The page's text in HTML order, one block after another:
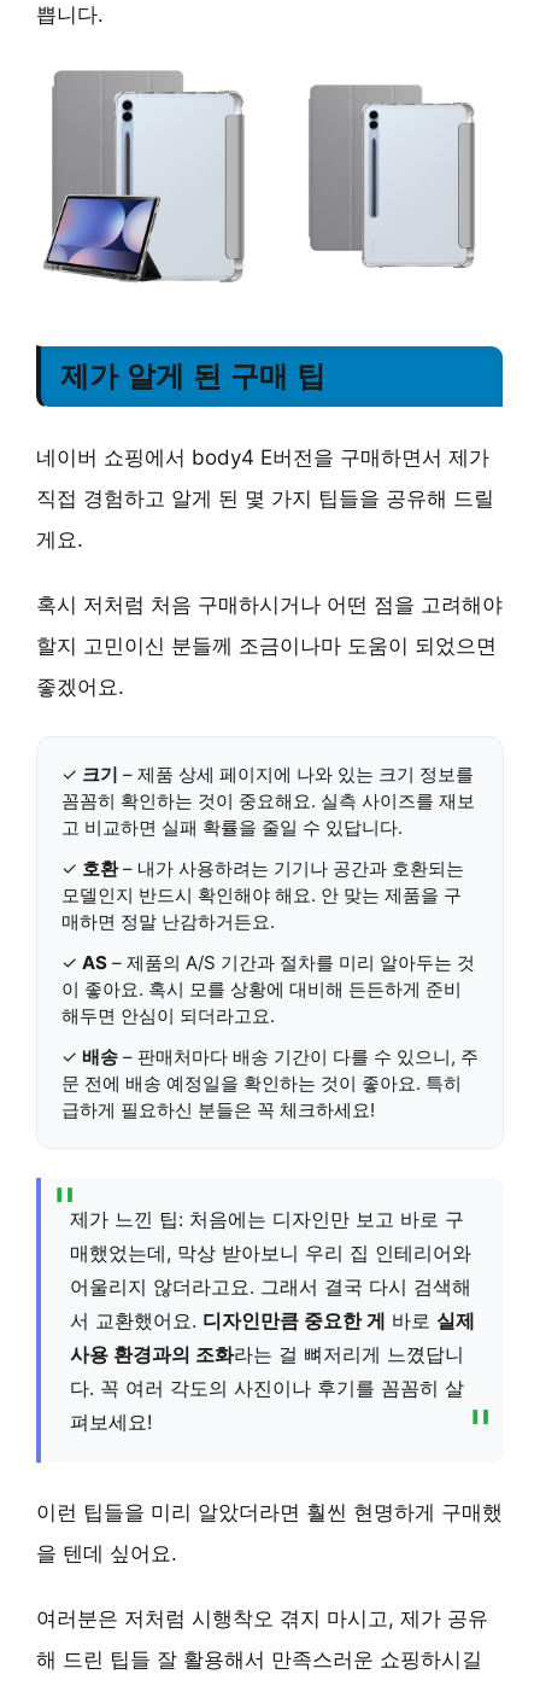
쁩니다.
제가 알게 된 구매 팁
네이버 쇼핑에서 body4 E버전을 구매하면서 제가
직접 경험하고 알게 된 몇 가지 팁들을 공유해 드릴
게요.
혹시 저처럼 처음 구매하시거나 어떤 점을 고려해야
할지 고민이신 분들께 조금이나마 도움이 되었으면
좋겠어요.
✓ 크기 – 제품 상세 페이지에 나와 있는 크기 정보를
꼼꼼히 확인하는 것이 중요해요. 실측 사이즈를 재보
고 비교하면 실패 확률을 줄일 수 있답니다.
✓ 호환– 내가 사용하려는 기기나 공간과 호환되는
모델인지 반드시 확인해야 해요. 안 맞는 제품을 구
매하면 정말 난감하거든요.
✓ AS – 제품의 A/S 기간과 절차를 미리 알아두는 것
이 좋아요. 혹시 모를 상황에 대비해 든든하게 준비
해두면 안심이 되더라고요.
✓ 배송 – 판매처마다 배송 기간이 다를 수 있으니, 주
문 전에 배송 예정일을 확인하는 것이 좋아요. 특히
급하게 필요하신 분들은 꼭 체크하세요!
제가 느낀 팁: 처음에는 디자인만 보고 바로 구
매했었는데, 막상 받아보니 우리 집 인테리어와
어울리지 않더라고요. 그래서 결국 다시 검색해
서 교환했어요. 디자인만큼 중요한 게 바로 실제
사용 환경과의 조화라는 걸 뼈저리게 느꼈답니
다. 꼭 여러 각도의 사진이나 후기를 꼼꼼히 살
펴보세요!
이런 팁들을 미리 알았더라면 훨씬 현명하게 구매했
을 텐데 싶어요.
여러분은 저처럼 시행착오 겪지 마시고, 제가 공유
해 드린 팁들 잘 활용해서 만족스러운 쇼핑하시길